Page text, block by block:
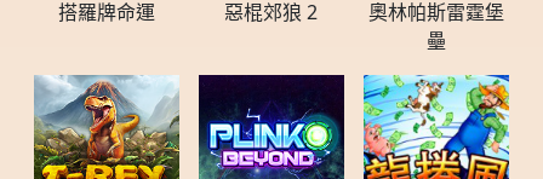
搭羅牌命運 惡棍郊狼 2
奧林帕斯雷霆堡
壘